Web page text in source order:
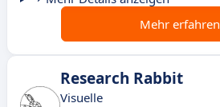
Mehr erfahren
Research Rabbit
Visuelle